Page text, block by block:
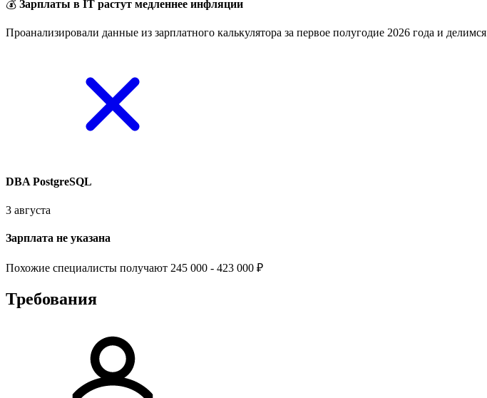
💰 Зарплаты в IT растут медленнее инфляции
Проанализировали данные из зарплатного калькулятора за первое полугодие 2026 года и делимся
DBA PostgreSQL
3 августа
Зарплата не указана
Похожие специалисты получают 245 000 - 423 000 ₽
Требования